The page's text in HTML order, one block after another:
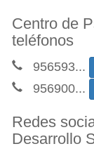
Centro de
teléfonos
956593...
956900...
Redes
Desarrollo